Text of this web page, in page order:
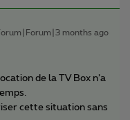
months ago
de la TV Box n’a
cette situation sans